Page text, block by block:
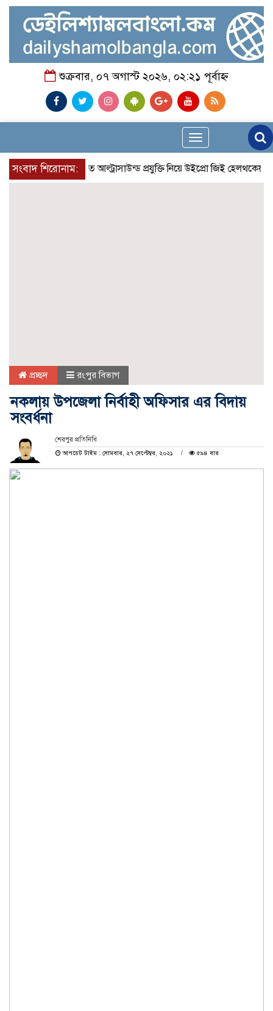
শুক্রবার, ০৭ অগাস্ট ২০২৬, ০২:২১ পূর্বাহ্ন
Toggle
navigation
সংবাদ শিরোনাম:
প্রান্তিক শহরে উন্নত আল্ট্রাসাউন্ড প্রযুক্তি নিয়ে উইপ্রো জিই হেলথকেয়ারের
প্রচ্ছদ রংপুর বিভাগ
নকলায় উপজেলা নির্বাহী অফিসার এর বিদায়
সংবর্ধনা
শেরপুর প্রতিনিধি
আপডেট টাইম : সোমবার, ২৭ সেপ্টেম্বর, ২০২১
৫৯৪ বার